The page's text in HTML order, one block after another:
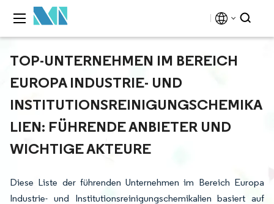
TOP-UNTERNEHMEN IM BEREICH
EUROPA INDUSTRIE- UND
INSTITUTIONSREINIGUNGSCHEMIKA
LIEN: FÜHRENDE ANBIETER UND
WICHTIGE AKTEURE
Diese Liste der führenden Unternehmen im Bereich Europa
Industrie- und Institutionsreinigungschemikalien basiert auf